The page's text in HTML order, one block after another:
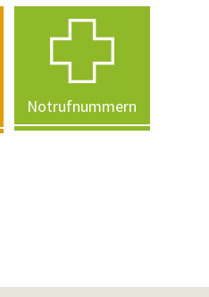
Notrufnummern